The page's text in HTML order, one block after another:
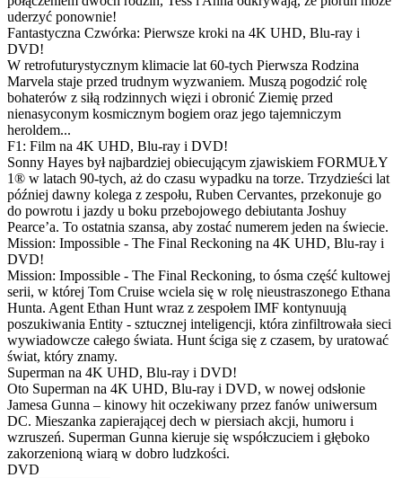
uderzyć ponownie!
Fantastyczna Czwórka: Pierwsze kroki na 4K UHD, Blu-ray i
DVD!
W retrofuturystycznym klimacie lat 60-tych Pierwsza Rodzina
Marvela staje przed trudnym wyzwaniem. Muszą pogodzić rolę
bohaterów z siłą rodzinnych więzi i obronić Ziemię przed
nienasyconym kosmicznym bogiem oraz jego tajemniczym
heroldem...
F1: Film na 4K UHD, Blu-ray i DVD!
Sonny Hayes był najbardziej obiecującym zjawiskiem FORMUŁY
1® w latach 90-tych, aż do czasu wypadku na torze. Trzydzieści lat
później dawny kolega z zespołu, Ruben Cervantes, przekonuje go
do powrotu i jazdy u boku przebojowego debiutanta Joshuy
Pearce’a. To ostatnia szansa, aby zostać numerem jeden na świecie.
Mission: Impossible - The Final Reckoning na 4K UHD, Blu-ray i
DVD!
Mission: Impossible - The Final Reckoning, to ósma część kultowej
serii, w której Tom Cruise wciela się w rolę nieustraszonego Ethana
Hunta. Agent Ethan Hunt wraz z zespołem IMF kontynuują
poszukiwania Entity - sztucznej inteligencji, która zinfiltrowała sieci
wywiadowcze całego świata. Hunt ściga się z czasem, by uratować
świat, który znamy.
Superman na 4K UHD, Blu-ray i DVD!
Oto Superman na 4K UHD, Blu-ray i DVD, w nowej odsłonie
Jamesa Gunna – kinowy hit oczekiwany przez fanów uniwersum
DC. Mieszanka zapierającej dech w piersiach akcji, humoru i
wzruszeń. Superman Gunna kieruje się współczuciem i głęboko
zakorzenioną wiarą w dobro ludzkości.
DVD